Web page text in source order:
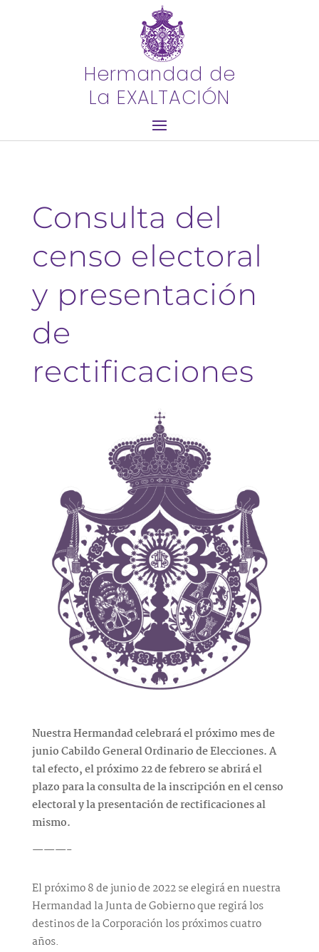
Hermandad de
La EXALTACIÓN
Consulta del
censo electoral
y presentación
de
rectificaciones
Nuestra Hermandad celebrará el próximo mes de
junio Cabildo General Ordinario de Elecciones. A
tal efecto, el próximo 22 de febrero se abrirá el
plazo para la consulta de la inscripción en el censo
electoral y la presentación de rectificaciones al
mismo.
———-
El próximo 8 de junio de 2022 se elegirá en nuestra
Hermandad la Junta de Gobierno que regirá los
destinos de la Corporación los próximos cuatro
años.